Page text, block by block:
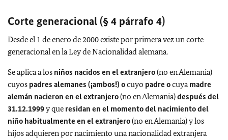
Corte generacional (§ 4 párrafo 4)
Desde el 1 de enero de 2000 existe por primera vez un corte
generacional en la Ley de Nacionalidad alemana.
Se aplica a los niños nacidos en el extranjero(no en Alemania)
cuyos padres alemanes (¡ambos!) ocuyo padre ocuyamadre
alemán nacieron en el extranjero(no en Alemania)después del
31.12.1999y que residan en el momento del nacimiento del
niño habitualmente en el extranjero(no en Alemania) y los
hijos adquieren por nacimiento una nacionalidad extranjera